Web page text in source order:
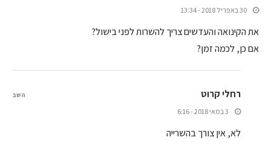
30 באפריל 2018 - 13:34
את הקינואה והעדשים צריך להשרות לפני בישול?
אם כן, לכמה זמן?
רחלי קרוט
3 במאי 2018 - 6:16
לא, אין צורך בהשרייה
השב